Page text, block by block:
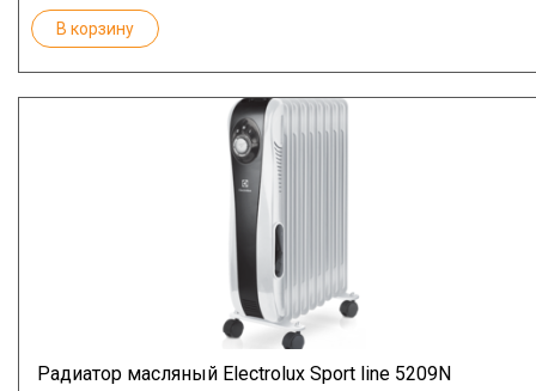
В корзину
Радиатор масляный Electrolux Sport line 5209N